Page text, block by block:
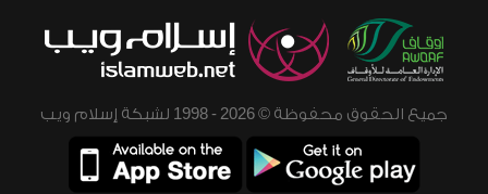
جميع الحقوق محفوظة © 2026 - 1998 لشبكة إسلام ويب